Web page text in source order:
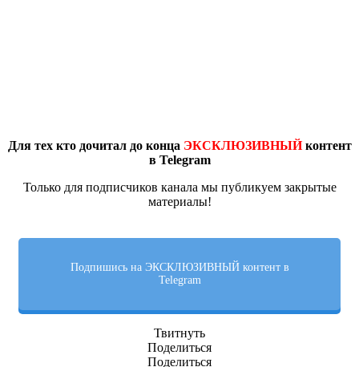
Для тех кто дочитал до конца ЭКСКЛЮЗИВНЫЙконтент
в Telegram
Только для подписчиков канала мы публикуем закрытые
материалы!
Подпишись на ЭКСКЛЮЗИВНЫЙ контент в
Telegram
Твитнуть
Поделиться
Поделиться